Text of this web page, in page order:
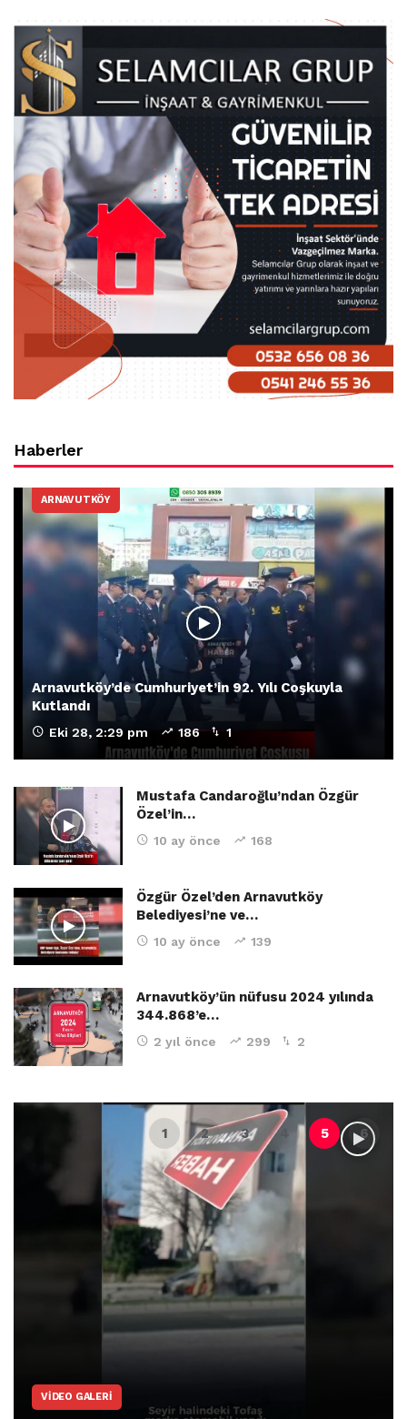
Haberler
ARNAVUTKÖY
Arnavutköy’de Cumhuriyet’in 92. Yılı Coşkuyla
Kutlandı
Eki 28, 2:29 pm 186 1
Mustafa Candaroğlu’ndan Özgür
Özel’in…
10 ay önce 168
Özgür Özel’den Arnavutköy
Belediyesi’ne ve…
10 ay önce 139
Arnavutköy’ün nüfusu 2024 yılında
344.868’e…
2 yıl önce 299 2
VIDEO GALERI